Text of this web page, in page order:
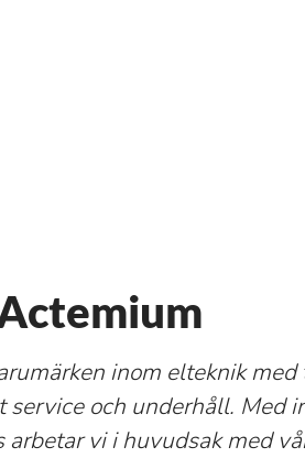
inom elteknik
och underhåll. Med
vi i huvudsak med